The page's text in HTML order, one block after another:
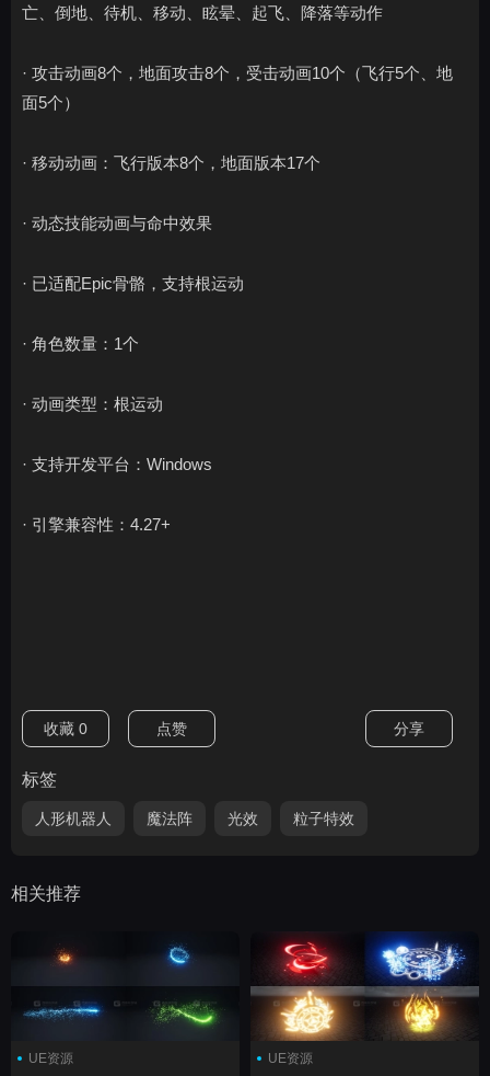
亡、倒地、待机、移动、眩晕、起飞、降落等动作
· 攻击动画8个，地面攻击8个，受击动画10个（飞行5个、地
面5个）
· 移动动画：飞行版本8个，地面版本17个
· 动态技能动画与命中效果
· 已适配Epic骨骼，支持根运动
· 角色数量：1个
· 动画类型：根运动
· 支持开发平台：Windows
· 引擎兼容性：4.27+
收藏 0 点赞 分享
标签
人形机器人 魔法阵 光效 粒子特效
相关推荐
UE资源 UE资源